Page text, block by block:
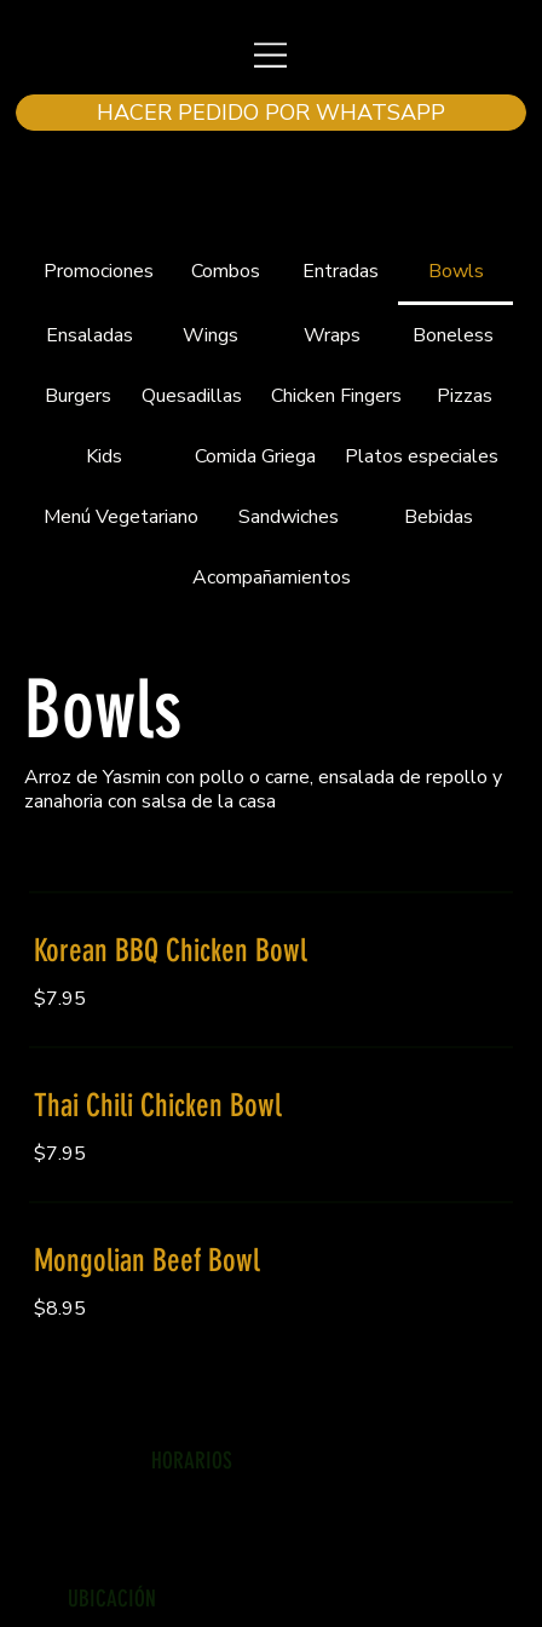
HACER PEDIDO POR WHATSAPP
Promociones Combos Entradas Bowls
Ensaladas Wings Wraps Boneless
Burgers Quesadillas Chicken Fingers Pizzas
Kids Comida Griega Platos especiales
Menú Vegetariano Sandwiches Bebidas
Acompañamientos
Bowls
Arroz de Yasmin con pollo o carne, ensalada de repollo y
zanahoria con salsa de la casa
Korean BBQ Chicken Bowl
$7.95
Thai Chili Chicken Bowl
$7.95
Mongolian Beef Bowl
$8.95
HORARIOS
UBICACIÓN